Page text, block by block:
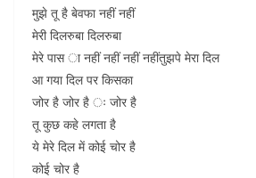
मुझे तू है बेवफा नहीं नहीं
मेरी दिलरुबा दिलरुबा
मेरे पास ा नहीं नहीं नहीं नहींतुझपे मेरा दिल
आ गया दिल पर किसका
जोर है जोर है ः जोर है
तू कुछ कहे लगता है
ये मेरे दिल में कोई चोर है
कोई चोर है